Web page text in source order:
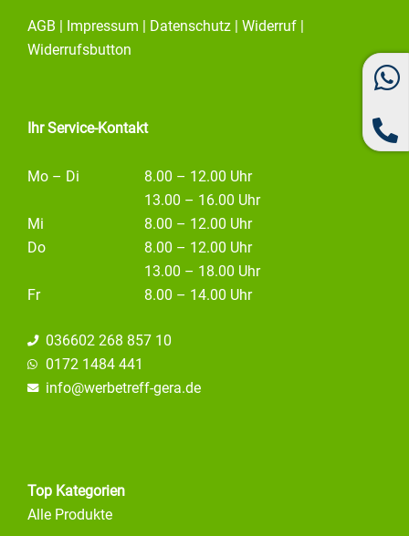
e
b
o
o
a
g
r
e
d
i
AGB Impressum Datenschutz Widerruf
Widerrufsbutton
Ihr Service-Kontakt
Mo – Di
8.00 – 12.00 Uhr
13.00 – 16.00 Uhr
Mi
8.00 – 12.00 Uhr
Do
8.00 – 12.00 Uhr
13.00 – 18.00 Uhr
Fr
8.00 – 14.00 Uhr
036602 268 857 10
0172 1484 441
info@werbetreff-gera.de
Top Kategorien
Alle Produkte